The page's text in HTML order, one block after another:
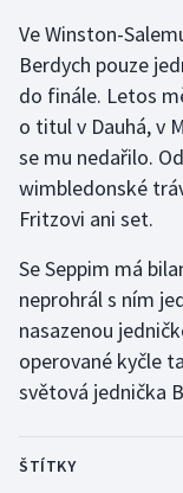
Sportovní střelba
Stolní tenis
Triatlon
Vodní slalom
Volejbal
Ve Winston-
Berdych pouze
do finále. Letos
o titul v Dauhá, v
se mu nedařilo.
wimbledonské
Fritzovi ani set.
Se Seppim má
neprohrál s ním
nasazenou
operované kyčle
světová jednička
ŠTÍTKY